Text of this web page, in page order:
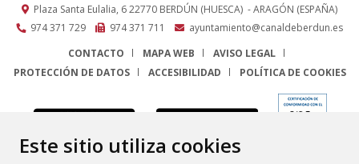
Este sitio utiliza cookies
Plaza Santa Eulalia, 622770 BERDÚN (HUESCA) - ARAGÓN (ESPAÑA)
974 371 729
974 371 711
ayuntamiento@canaldeberdun.es
CONTACTO
MAPA WEB
AVISO LEGAL
PROTECCIÓN DE DATOS
ACCESIBILIDAD POLÍTICA DE COOKIES